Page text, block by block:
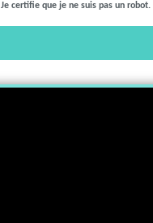
Je certifie que je ne suis pas un robot.